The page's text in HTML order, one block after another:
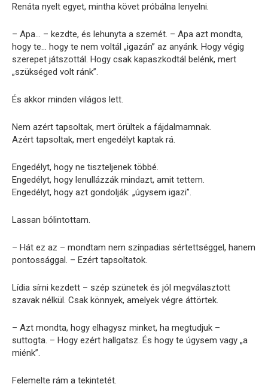
Renáta nyelt egyet, mintha követ próbálna lenyelni.
– Apa… – kezdte, és lehunyta a szemét. – Apa azt mondta,
hogy te… hogy te nem voltál „igazán” az anyánk. Hogy végig
szerepet játszottál. Hogy csak kapaszkodtál belénk, mert
„szükséged volt ránk”.
És akkor minden világos lett.
Nem azért tapsoltak, mert örültek a fájdalmamnak.
Azért tapsoltak, mert engedélyt kaptak rá.
Engedélyt, hogy ne tiszteljenek többé.
Engedélyt, hogy lenullázzák mindazt, amit tettem.
Engedélyt, hogy azt gondolják: „úgysem igazi”.
Lassan bólintottam.
– Hát ez az – mondtam nem színpadias sértettséggel, hanem
pontossággal. – Ezért tapsoltatok.
Lídia sírni kezdett – szép szünetek és jól megválasztott
szavak nélkül. Csak könnyek, amelyek végre áttörtek.
– Azt mondta, hogy elhagysz minket, ha megtudjuk –
suttogta. – Hogy ezért hallgatsz. És hogy te úgysem vagy „a
miénk”.
Felemelte rám a tekintetét.